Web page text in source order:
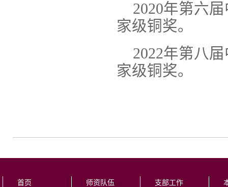
2020年第六
家级铜奖。
2022年第八
家级铜奖。
首页 师资队伍 支部工作